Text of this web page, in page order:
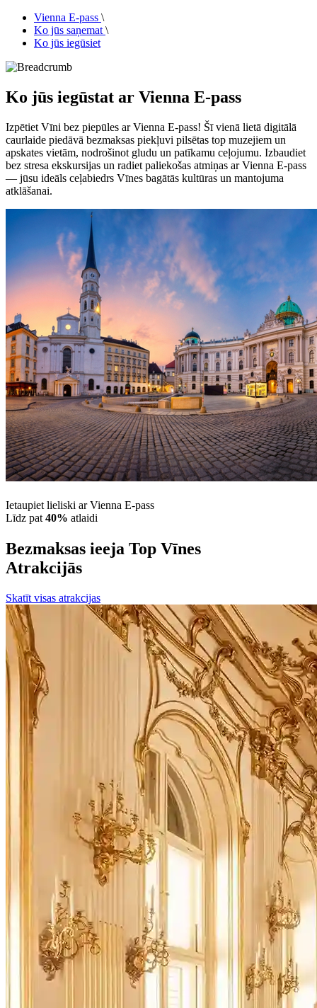
Vienna E-pass \
Ko jūs saņemat \
Ko jūs iegūsiet
Ko jūs iegūstat ar Vienna E-pass
Izpētiet Vīni bez piepūles ar Vienna E-pass! Šī vienā lietā digitālā
caurlaide piedāvā bezmaksas piekļuvi pilsētas top muzejiem un
apskates vietām, nodrošinot gludu un patīkamu ceļojumu. Izbaudiet
bez stresa ekskursijas un radiet paliekošas atmiņas ar Vienna E-pass
— jūsu ideāls ceļabiedrs Vīnes bagātās kultūras un mantojuma
atklāšanai.
Ietaupiet lieliski ar Vienna E-pass
Līdz pat 40% atlaidi
Bezmaksas ieeja Top Vīnes
Atrakcijās
Skatīt visas atrakcijas